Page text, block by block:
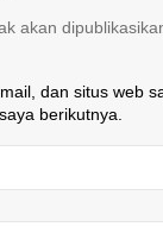
akan
dan situs web
berikutnya.